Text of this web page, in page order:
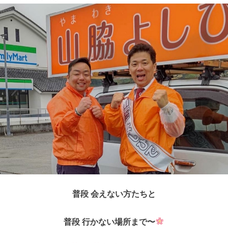
普段 会えない方たちと
普段 行かない場所まで〜